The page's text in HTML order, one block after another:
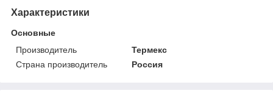
Характеристики
Основные
Производитель
Термекс
Страна производитель
Россия